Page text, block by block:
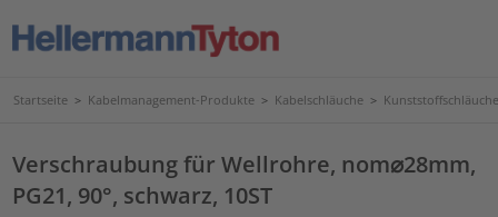
Startseite > Kabelmanagement-Produkte > Kabelschläuche >
Verschraubung für Wellrohre, nom⌀28mm,
PG21, 90°, schwarz, 10ST